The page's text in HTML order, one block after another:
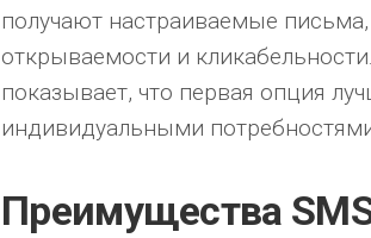
получают настраиваемые
открываемости и
показывает, что первая опция
индивидуальными
Преимущества